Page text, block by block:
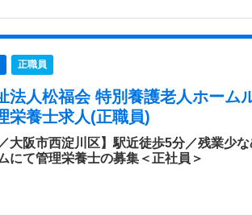
正職員
法人松福会 特別養護老人ホーム
栄養士求人(正職員)
大阪市西淀川区】駅近徒歩5分／残業少
にて管理栄養士の募集＜正社員＞